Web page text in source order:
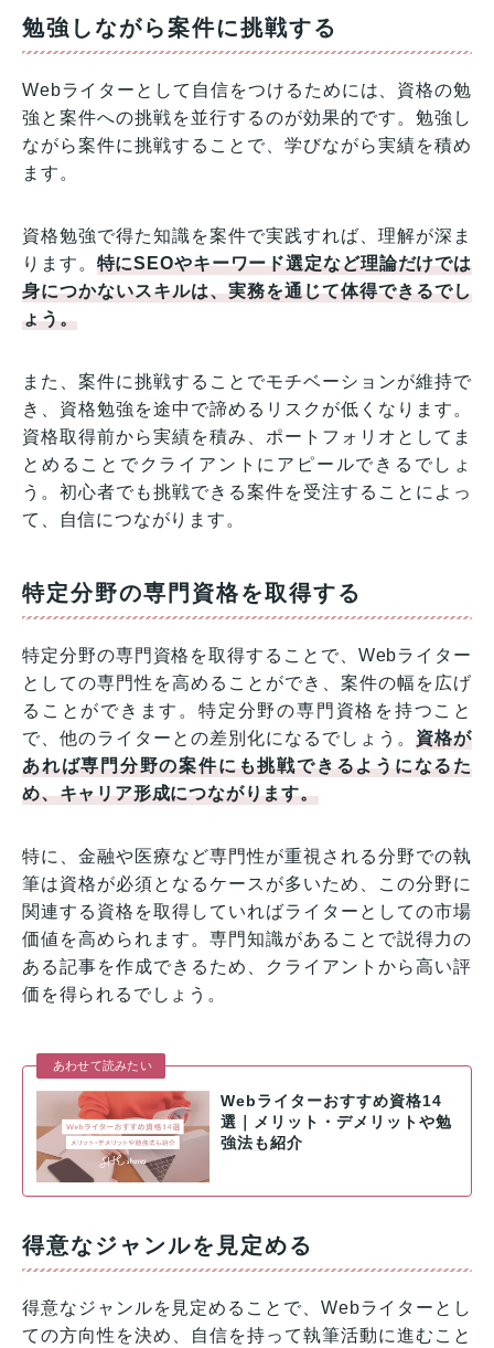
勉強しながら案件に挑戦する
Webライターとして自信をつけるためには、資格の勉
強と案件への挑戦を並行するのが効果的です。勉強し
ながら案件に挑戦することで、学びながら実績を積め
ます。
資格勉強で得た知識を案件で実践すれば、理解が深ま
ります。 特にSEOやキーワード選定など理論だけでは
身につかないスキルは、実務を通じて体得できるでし
ょう。
また、案件に挑戦することでモチベーションが維持で
き、資格勉強を途中で諦めるリスクが低くなります。
資格取得前から実績を積み、ポートフォリオとしてま
とめることでクライアントにアピールできるでしょ
う。初心者でも挑戦できる案件を受注することによっ
て、自信につながります。
特定分野の専門資格を取得する
特定分野の専門資格を取得することで、Webライター
としての専門性を高めることができ、案件の幅を広げ
ることができます。特定分野の専門資格を持つこと
で、他のライターとの差別化になるでしょう。資格が
あれば専門分野の案件にも挑戦できるようになるた
め、キャリア形成につながります。
特に、金融や医療など専門性が重視される分野での執
筆は資格が必須となるケースが多いため、この分野に
関連する資格を取得していればライターとしての市場
価値を高められます。専門知識があることで説得力の
ある記事を作成できるため、クライアントから高い評
価を得られるでしょう。
あわせて読みたい
Webライターおすすめ資格14
選｜メリット・デメリットや勉
強法も紹介
得意なジャンルを見定める
得意なジャンルを見定めることで、Webライターとし
ての方向性を決め、自信を持って執筆活動に進むこと